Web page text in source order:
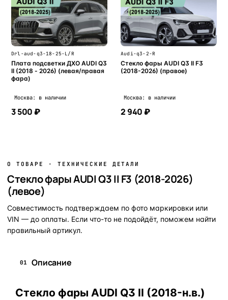
Drl-aud-q3-18-25-L/R
Плата подсветки ДХО AUDI Q3
II (2018 - 2026) (левая/правая
фара)
Москва: в наличии
3 500 ₽
Audi-q3-2-R
Стекло фары AUDI Q3 II F3
(2018-2026) (правое)
Москва: в наличии
2 940 ₽
О ТОВАРЕ · ТЕХНИЧЕСКИЕ ДЕТАЛИ
Стекло фары AUDI Q3 II F3 (2018-2026)
(левое)
Совместимость подтверждаем по фото маркировки или
VIN — до оплаты. Если что-то не подойдёт, поможем найти
правильный артикул.
01 Описание
Стекло фары AUDI Q3 II (2018-н.в.)